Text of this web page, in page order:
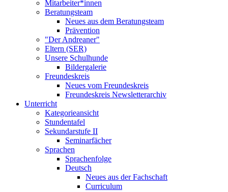
Mitarbeiter*innen
Beratungsteam
Neues aus dem Beratungsteam
Prävention
"Der Andreaner"
Eltern (SER)
Unsere Schulhunde
Bildergalerie
Freundeskreis
Neues vom Freundeskreis
Freundeskreis Newsletterarchiv
Unterricht
Kategorieansicht
Stundentafel
Sekundarstufe II
Seminarfächer
Sprachen
Sprachenfolge
Deutsch
Neues aus der Fachschaft
Curriculum